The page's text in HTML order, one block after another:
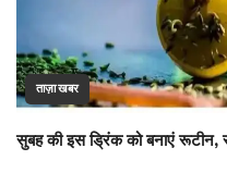
ताज़ा खबर
सुबह की इस ड्रिंक को बनाएं